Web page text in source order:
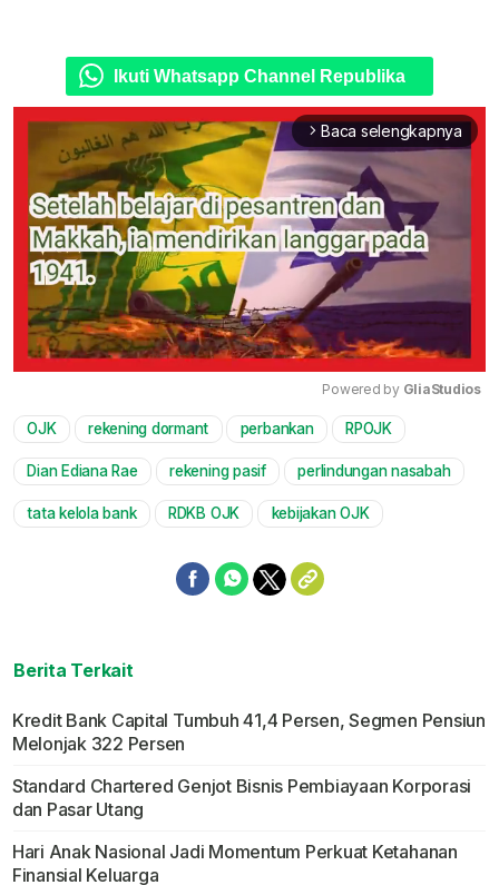
Ikuti Whatsapp Channel Republika
arrow_forward_ios Baca selengkapnya
Powered by GliaStudios
OJK rekening dormant perbankan RPOJK
Dian Ediana Rae rekening pasif perlindungan nasabah
tata kelola bank RDKB OJK kebijakan OJK
Berita Terkait
Kredit Bank Capital Tumbuh 41,4 Persen, Segmen Pensiun
Melonjak 322 Persen
Standard Chartered Genjot Bisnis Pembiayaan Korporasi
dan Pasar Utang
Hari Anak Nasional Jadi Momentum Perkuat Ketahanan
Finansial Keluarga